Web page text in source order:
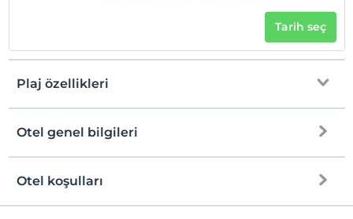
Tarih seç
Plaj özellikleri
Plaja 300 metre mesafededir
Otel genel bilgileri
Otel koşulları
Check/in